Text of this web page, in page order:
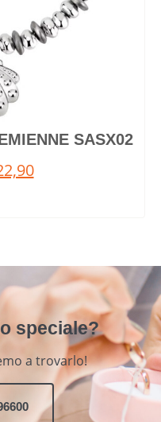
SASX02
speciale?
a trovarlo!